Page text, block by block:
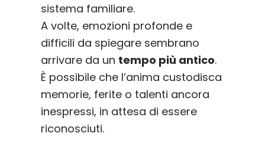
sistema familiare.
A volte, emozioni profonde e
difficili da spiegare sembrano
arrivare da un tempo più antico.
È possibile che l’anima custodisca
memorie, ferite o talenti ancora
inespressi, in attesa di essere
riconosciuti.